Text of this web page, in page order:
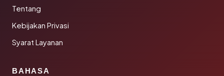
Tentang
Kebijakan Privasi
Syarat Layanan
BAHASA